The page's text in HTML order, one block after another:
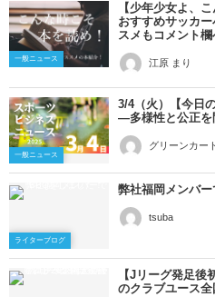
一般ニュース
【少年少女よ、
おすすめサッカ
スメもコメント欄
江原 まり
一般ニュース
3/4（火）【今日
—多様性と公正を
グリーンカー
ライターブログ
弊社福岡メンバー
tsuba
【Jリーグ発足後
のクラブユース全